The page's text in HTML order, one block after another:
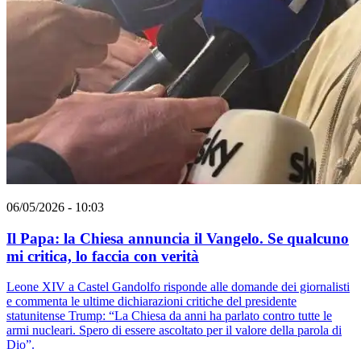
06/05/2026 - 10:03
Il Papa: la Chiesa annuncia il Vangelo. Se qualcuno
mi critica, lo faccia con verità
Leone XIV a Castel Gandolfo risponde alle domande dei giornalisti
e commenta le ultime dichiarazioni critiche del presidente
statunitense Trump: “La Chiesa da anni ha parlato contro tutte le
armi nucleari. Spero di essere ascoltato per il valore della parola di
Dio”.